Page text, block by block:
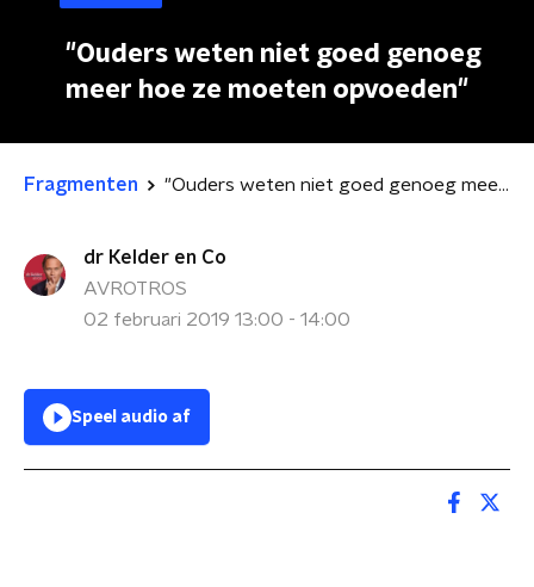
"Ouders weten niet goed genoeg
meer hoe ze moeten opvoeden"
Fragmenten "Ouders weten niet goed genoeg meer hoe ze moeten opvoeden"
dr Kelder en Co
AVROTROS
02 februari 2019 13:00 - 14:00
Speel audio af